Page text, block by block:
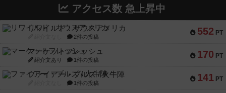
アクセス数 急上昇中
552 PT
リワイルド：サウスアメリカ
2件の投稿
170 PT
マーケットフレッシュ
紹介文あり 1件の投稿
141 PT
ファイアー・ブルズ / 火牛陣
1件の投稿